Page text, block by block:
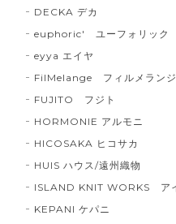
DECKA デカ
euphoric' ユーフォリック
eyya エイヤ
FilMelange フィルメラン
FUJITO フジト
HORMONIE アルモニ
HICOSAKA ヒコサカ
HUIS ハウス/遠州織物
ISLAND KNIT WORKS ア
KEPANI ケパニ